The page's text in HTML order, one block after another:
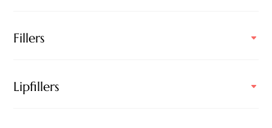
Fillers
Lipfillers